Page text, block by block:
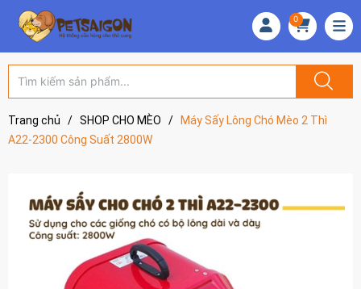
0
Trang chủ / SHOP CHO MÈO /
Máy Sấy Lông Chó Mèo 2 Thì
A22-2300 Công Suất 2800W